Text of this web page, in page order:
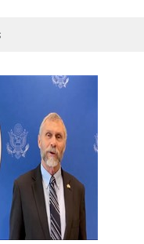
partenaire
en charge des
vivantes avec le
25/03/2019